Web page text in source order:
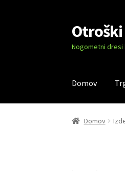
Skip
to
navigation
Skip
to
content
Nogometni
Domov
Domov Blog
Domov